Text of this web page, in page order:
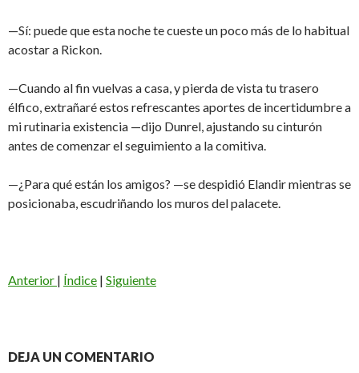
—Sí: puede que esta noche te cueste un poco más de lo habitual
acostar a Rickon.
—Cuando al fin vuelvas a casa, y pierda de vista tu trasero
élfico, extrañaré estos refrescantes aportes de incertidumbre a
mi rutinaria existencia —dijo Dunrel, ajustando su cinturón
antes de comenzar el seguimiento a la comitiva.
—¿Para qué están los amigos? —se despidió Elandir mientras se
posicionaba, escudriñando los muros del palacete.
Anterior | Índice | Siguiente
DEJA UN COMENTARIO